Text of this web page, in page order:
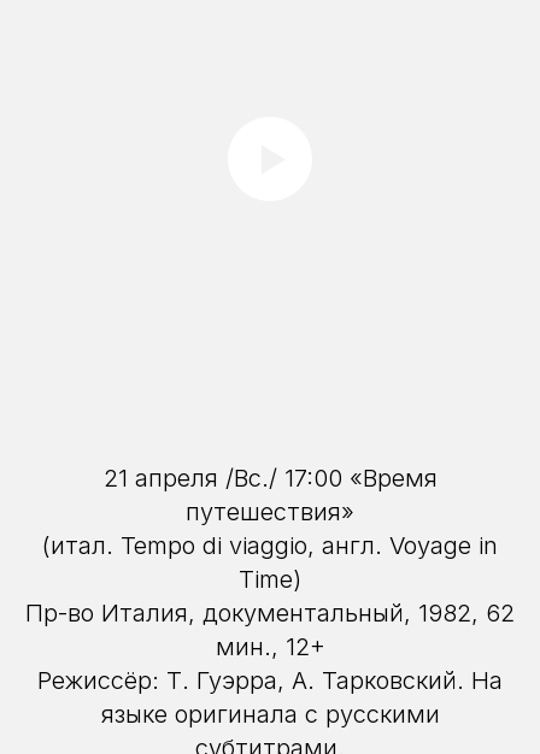
21 апреля /Вс./ 17:00 «Время
путешествия»
(итал. Tempo di viaggio, англ. Voyage in
Time)
Пр-во Италия, документальный, 1982, 62
мин., 12+
Режиссёр: Т. Гуэрра, А. Тарковский. На
языке оригинала с русскими
субтитрами.